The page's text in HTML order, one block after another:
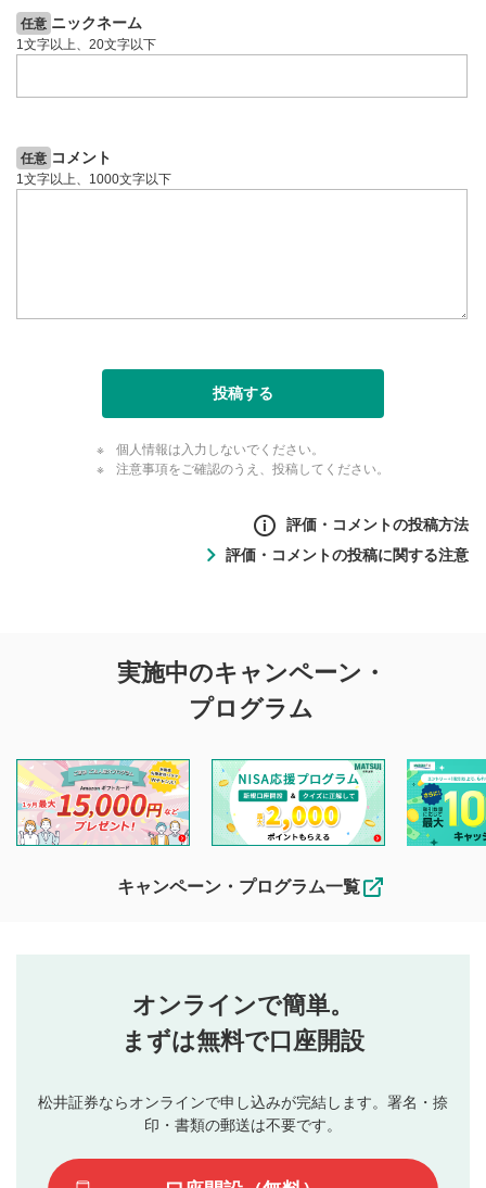
任意 ニックネーム
1文字以上、20文字以下
任意 コメント
1文字以上、1000文字以下
投稿する
個人情報は入力しないでください。
注意事項をご確認のうえ、投稿してください。
評価・コメントの投稿方法
投稿するボタン
星で評価をすると投稿できます。（お名前とコメント
3
動画の評価
です）
評価・コメントの投稿に関する注意
投稿に関する注意
を目的として、各動画コンテンツに、評価およびコメントの
投稿ができます。利用者は以下の注意事項をご理解のうえ、
閲覧および投稿を行うものとしてください。
他の利用者が動画を視聴される際の参考になるコメントをお
待ちしております。
なお、投稿をもって、本注意事項に同意されたものとみなし
行ってください。
当社は、利用者同士、もしくは利用者と第三者間のトラ
ブルによって生じた損害に対して一切の責任を負いませ
評価およびコメントは当社にて審査のうえ、掲載となり
ます。掲載されるまでに日数がかかる場合や掲載されない
てはお答えできません。各動画コンテンツへの掲載をもっ
実施中のキャンペーン・
プログラム
キャンペーン・プログラム一覧
オンラインで簡単。
まずは無料で口座開設
松井証券ならオンラインで申し込みが完結します。署名・捺
印・書類の郵送は不要です。